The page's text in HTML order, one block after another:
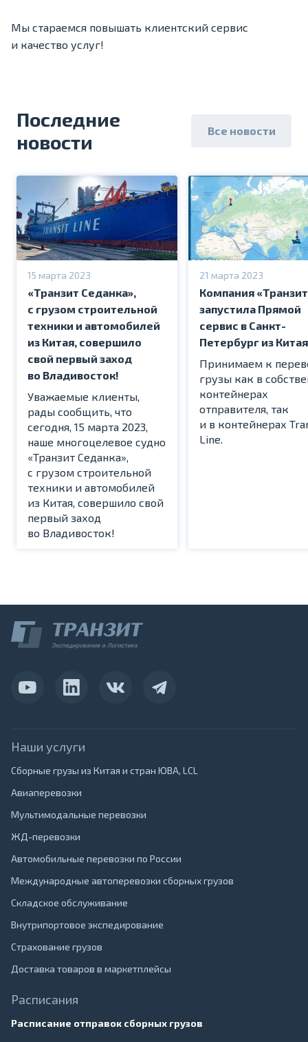
Мы стараемся повышать клиентский сервис
и качество услуг!
Последние
новости
Все новости
15 марта 2023
«Транзит Седанка»,
с грузом строительной
техники и автомобилей
из Китая, совершило
свой первый заход
во Владивосток!
Уважаемые клиенты,
рады сообщить, что
сегодня, 15 марта 2023,
наше многоцелевое судно
«Транзит Седанка»,
с грузом строительной
техники и автомобилей
из Китая, совершило свой
первый заход
во Владивосток!
21 марта 2023
Компания
запустила Прямой
сервис в Санкт-
Петербург из
Принимаем к
грузы как в
контейнерах
отправителя, так
и в контейнерах
Line.
Наши услуги
Сборные грузы из Китая и стран ЮВА, LCL
Авиаперевозки
Мультимодальные перевозки
ЖД-перевозки
Автомобильные перевозки по России
Международные автоперевозки сборных грузов
Складское обслуживание
Внутрипортовое экспедирование
Страхование грузов
Доставка товаров в маркетплейсы
Расписания
Расписание отправок сборных грузов